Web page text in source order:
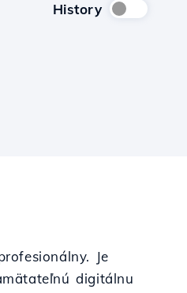
History
Je
digitálnu